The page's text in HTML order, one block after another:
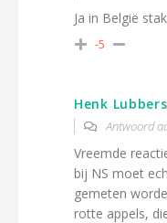
Ja in België
-5
Henk Lubbers
Antwoord
Vreemde
bij NS moet
gemeten
rotte appels,